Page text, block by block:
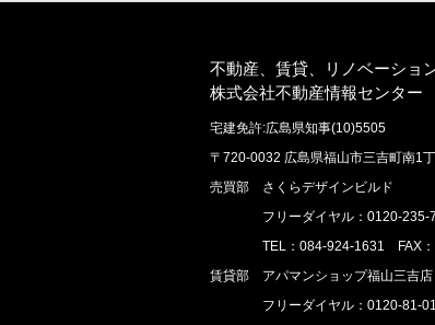
不動産、賃貸、リノベーショ
株式会社不動産情報センター
宅建免許:広島県知事(10)5505
〒720-0032 広島県福山市三吉町南1
売買部 さくらデザインビルド
フリーダイヤル：0120-235-
TEL：084-924-1631 FAX：
賃貸部 アパマンショップ福山三吉店
フリーダイヤル：0120-81-